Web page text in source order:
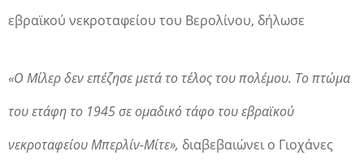
εβραϊκού νεκροταφείου του Βερολίνου, δήλωσε
«Ο Μίλερ δεν επέζησε μετά το τέλος του πολέμου. Το πτώμα
του ετάφη το 1945 σε ομαδικό τάφο του εβραϊκού
νεκροταφείου Μπερλίν-Μίτε», διαβεβαιώνει ο Γιοχάνες